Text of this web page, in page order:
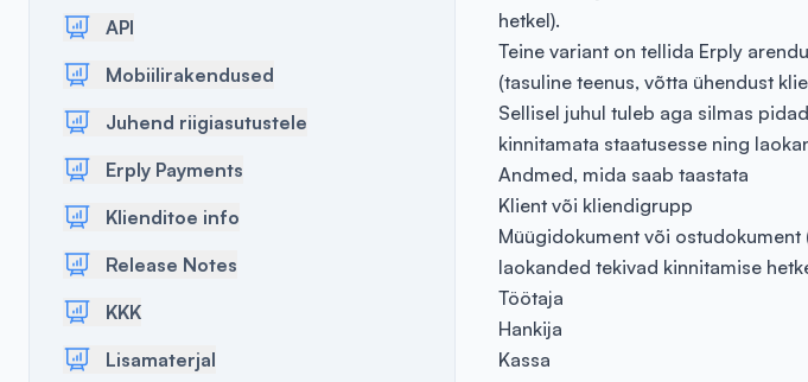
API
Mobiilirakendused
Juhend riigiasutustele
Erply Payments
Klienditoe info
Release Notes
KKK
Lisamaterjal
hetkel).
Teine variant on tellida Erply
(tasuline teenus, võtta ühendust
Sellisel juhul tuleb aga silmas
kinnitamata staatusesse ning
Andmed, mida saab taastata
Klient või kliendigrupp
Müügidokument või ostudokument
laokanded tekivad kinnitamise
Töötaja
Hankija
Kassa